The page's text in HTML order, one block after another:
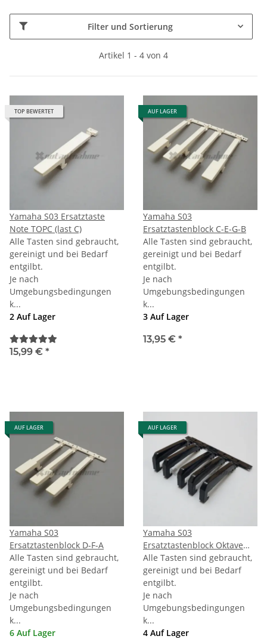
Filter und Sortierung
Artikel 1 - 4 von 4
TOP BEWERTET
Yamaha S03 Ersatztaste
Note TOPC (last C)
Alle Tasten sind gebraucht,
gereinigt und bei Bedarf
entgilbt.
Je nach
Umgebungsbedingungen
k...
2 Auf Lager
15,99 € *
AUF LAGER
Yamaha S03
Ersatztastenblock C-E-G-B
Alle Tasten sind gebraucht,
gereinigt und bei Bedarf
entgilbt.
Je nach
Umgebungsbedingungen
k...
3 Auf Lager
13,95 € *
AUF LAGER
Yamaha S03
Ersatztastenblock D-F-A
Alle Tasten sind gebraucht,
gereinigt und bei Bedarf
entgilbt.
Je nach
Umgebungsbedingungen
k...
6 Auf Lager
AUF LAGER
Yamaha S03
Ersatztastenblock Oktave
schwarz
Alle Tasten sind gebraucht,
gereinigt und bei Bedarf
entgilbt.
Je nach
Umgebungsbedingungen
k...
4 Auf Lager